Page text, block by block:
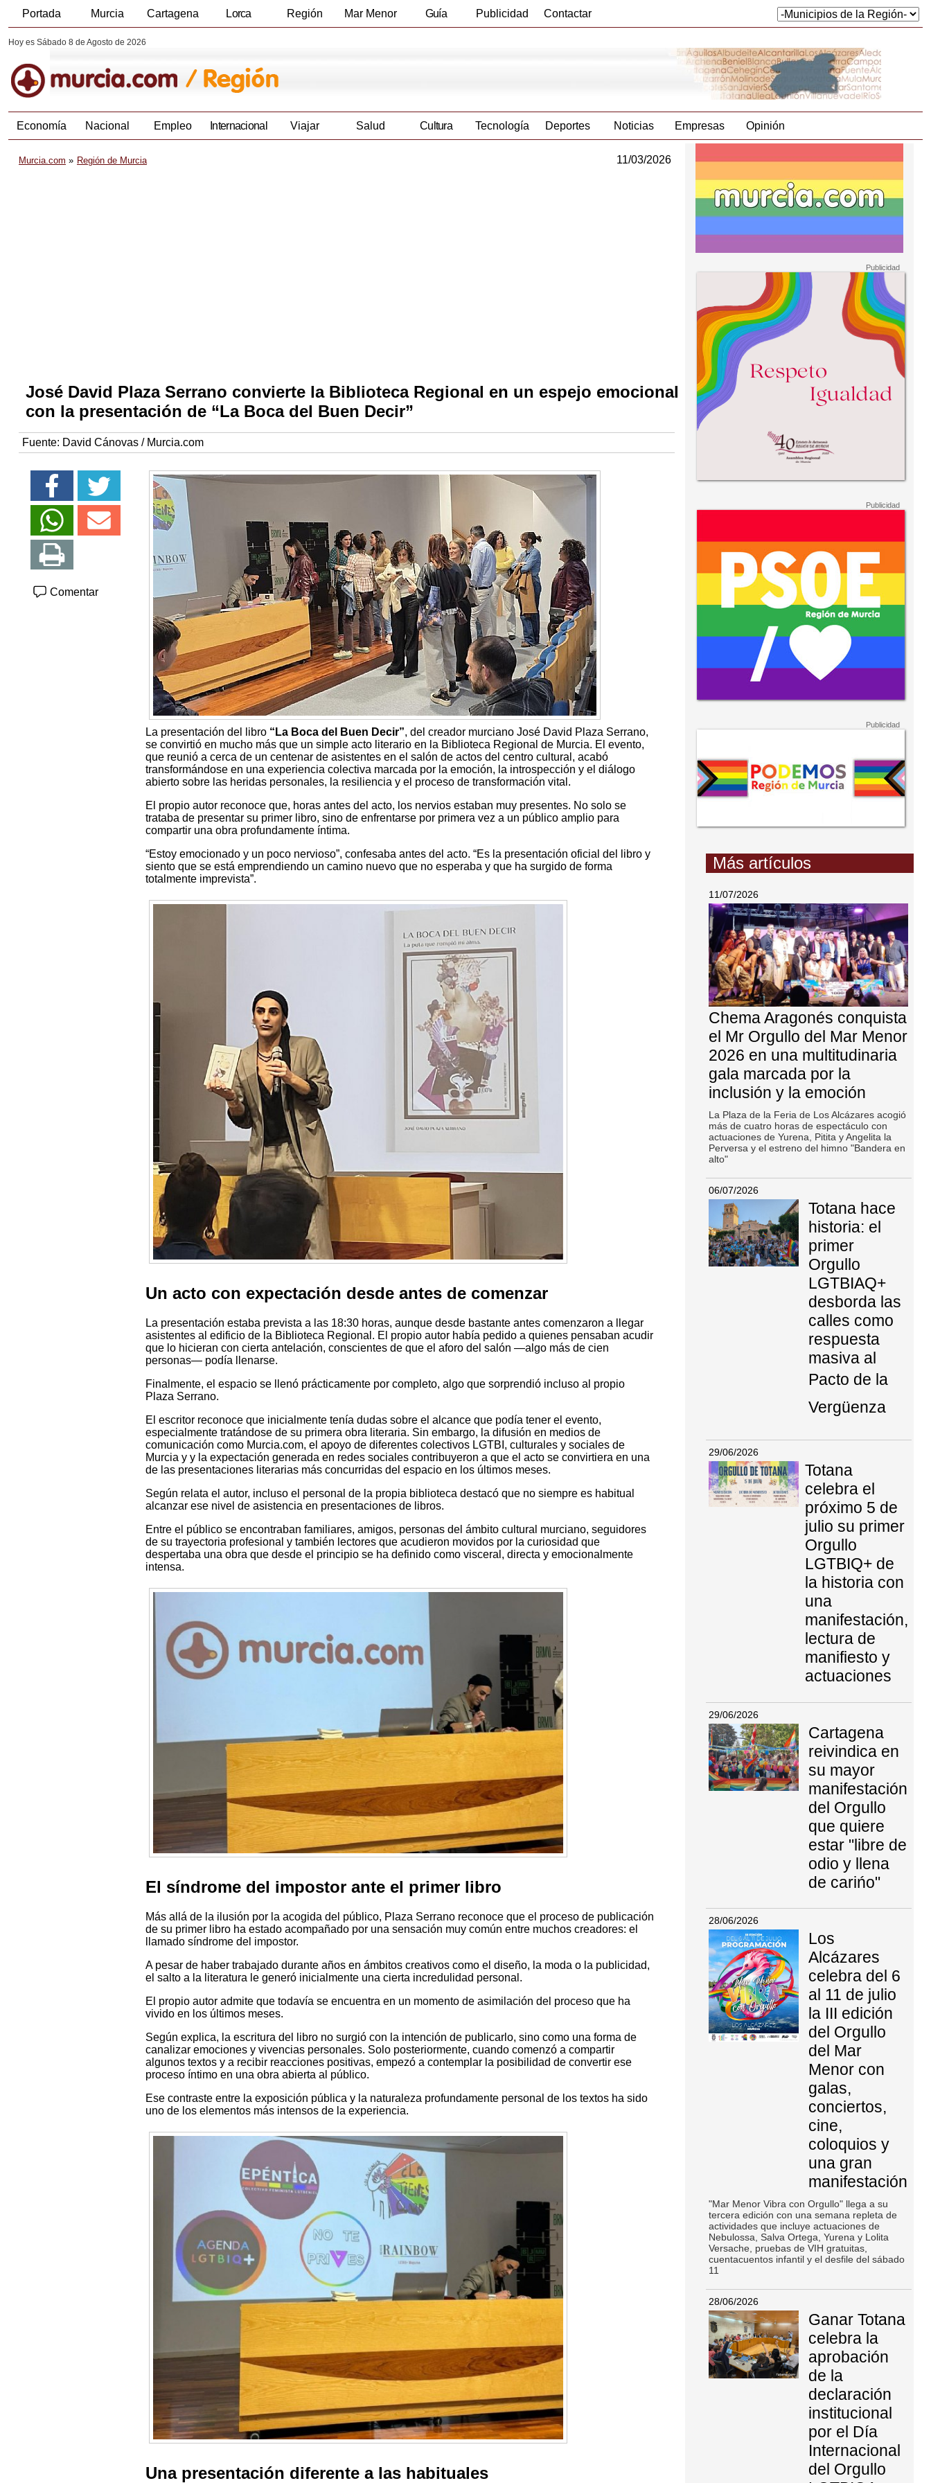
Portada Murcia Cartagena Lorca Región Mar Menor Guía Publicidad Contactar
Hoy es Sábado 8 de Agosto de 2026
Economía Nacional Empleo Internacional Viajar Salud Cultura Tecnología Deportes Noticias Empresas Opinión
Murcia.com Región de Murcia 11/03/2026
José David Plaza Serrano convierte la Biblioteca Regional en un espejo emocional
con la presentación de “La Boca del Buen Decir”
Fuente: David Cánovas / Murcia.com
Comentar
La presentación del libro “La Boca del Buen Decir”, del creador murciano José David Plaza Serrano,
se convirtió en mucho más que un simple acto literario en la Biblioteca Regional de Murcia. El evento,
que reunió a cerca de un centenar de asistentes en el salón de actos del centro cultural, acabó
transformándose en una experiencia colectiva marcada por la emoción, la introspección y el diálogo
abierto sobre las heridas personales, la resiliencia y el proceso de transformación vital.
El propio autor reconoce que, horas antes del acto, los nervios estaban muy presentes. No solo se
trataba de presentar su primer libro, sino de enfrentarse por primera vez a un público amplio para
compartir una obra profundamente íntima.
“Estoy emocionado y un poco nervioso”, confesaba antes del acto. “Es la presentación oficial del libro y
siento que se está emprendiendo un camino nuevo que no esperaba y que ha surgido de forma
totalmente imprevista”.
Un acto con expectación desde antes de comenzar
La presentación estaba prevista a las 18:30 horas, aunque desde bastante antes comenzaron a llegar
asistentes al edificio de la Biblioteca Regional. El propio autor había pedido a quienes pensaban acudir
que lo hicieran con cierta antelación, conscientes de que el aforo del salón —algo más de cien
personas— podía llenarse.
Finalmente, el espacio se llenó prácticamente por completo, algo que sorprendió incluso al propio
Plaza Serrano.
El escritor reconoce que inicialmente tenía dudas sobre el alcance que podía tener el evento,
especialmente tratándose de su primera obra literaria. Sin embargo, la difusión en medios de
comunicación como Murcia.com, el apoyo de diferentes colectivos LGTBI, culturales y sociales de
Murcia y y la expectación generada en redes sociales contribuyeron a que el acto se convirtiera en una
de las presentaciones literarias más concurridas del espacio en los últimos meses.
Según relata el autor, incluso el personal de la propia biblioteca destacó que no siempre es habitual
alcanzar ese nivel de asistencia en presentaciones de libros.
Entre el público se encontraban familiares, amigos, personas del ámbito cultural murciano, seguidores
de su trayectoria profesional y también lectores que acudieron movidos por la curiosidad que
despertaba una obra que desde el principio se ha definido como visceral, directa y emocionalmente
intensa.
El síndrome del impostor ante el primer libro
Más allá de la ilusión por la acogida del público, Plaza Serrano reconoce que el proceso de publicación
de su primer libro ha estado acompañado por una sensación muy común entre muchos creadores: el
llamado síndrome del impostor.
A pesar de haber trabajado durante años en ámbitos creativos como el diseño, la moda o la publicidad,
el salto a la literatura le generó inicialmente una cierta incredulidad personal.
El propio autor admite que todavía se encuentra en un momento de asimilación del proceso que ha
vivido en los últimos meses.
Según explica, la escritura del libro no surgió con la intención de publicarlo, sino como una forma de
canalizar emociones y vivencias personales. Solo posteriormente, cuando comenzó a compartir
algunos textos y a recibir reacciones positivas, empezó a contemplar la posibilidad de convertir ese
proceso íntimo en una obra abierta al público.
Ese contraste entre la exposición pública y la naturaleza profundamente personal de los textos ha sido
uno de los elementos más intensos de la experiencia.
Una presentación diferente a las habituales
Más artículos
11/07/2026
Chema Aragonés conquista
el Mr Orgullo del Mar Menor
2026 en una multitudinaria
gala marcada por la
inclusión y la emoción
La Plaza de la Feria de Los Alcázares acogió
más de cuatro horas de espectáculo con
actuaciones de Yurena, Pitita y Angelita la
Perversa y el estreno del himno "Bandera en
alto"
06/07/2026
Totana hace
historia: el
primer
Orgullo
LGTBIAQ+
desborda las
calles como
respuesta
masiva al
Pacto de la
Vergüenza
29/06/2026
Totana
celebra el
próximo 5 de
julio su primer
Orgullo
LGTBIQ+ de
la historia con
una
manifestación,
lectura de
manifiesto y
actuaciones
29/06/2026
Cartagena
reivindica en
su mayor
manifestación
del Orgullo
que quiere
estar "libre de
odio y llena
de carińo"
28/06/2026
Los
Alcázares
celebra del 6
al 11 de julio
la III edición
del Orgullo
del Mar
Menor con
galas,
conciertos,
cine,
coloquios y
una gran
manifestación
"Mar Menor Vibra con Orgullo" llega a su
tercera edición con una semana repleta de
actividades que incluye actuaciones de
Nebulossa, Salva Ortega, Yurena y Lolita
Versache, pruebas de VIH gratuitas,
cuentacuentos infantil y el desfile del sábado
11
28/06/2026
Ganar Totana
celebra la
aprobación
de la
declaración
institucional
por el Día
Internacional
del Orgullo